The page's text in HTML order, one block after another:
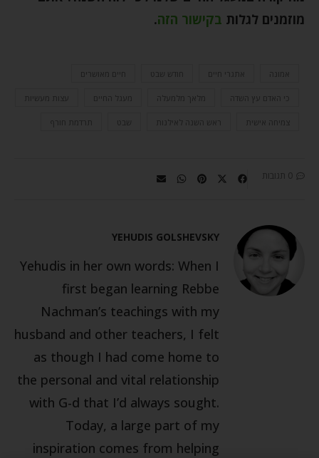
מוזמנים לגלות בקישור הזה.
אמונה אתגרי חיים חודש שבט חיים מאושרים
כי האדם עץ השדה מלאך מלמעלה מעגל החיים עצות מעשיות
צמיחה אישית ראש השנה לאילנות שבט תרדמת חורף
0 תגובות
YEHUDIS GOLSHEVSKY
Yehudis in her own words: When I
first began learning Rebbe
Nachman’s teachings with my
husband and other teachers, I felt
as though I had come home to
the personal and vital relationship
with G-d that I’d always sought.
Today, a large part of my
inspiration comes from helping